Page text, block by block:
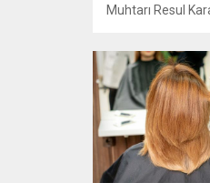
Muhtarı Resul
ziyareti
esnafını tek tek
Akpınar,
ederek esnafa
Ziyaret, çarşının
yerinde
önem taşıdı.